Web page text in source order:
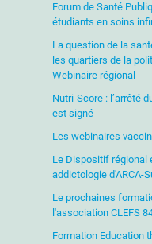
Forum de Santé
étudiants en soins
La question de la
les quartiers de la
Webinaire régional
Nutri-Score : l’arrêté
est signé
Les webinaires
Le Dispositif régional
addictologie d'ARCA-
Le prochaines
l'association CLEFS
Formation Education